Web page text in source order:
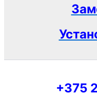
+375